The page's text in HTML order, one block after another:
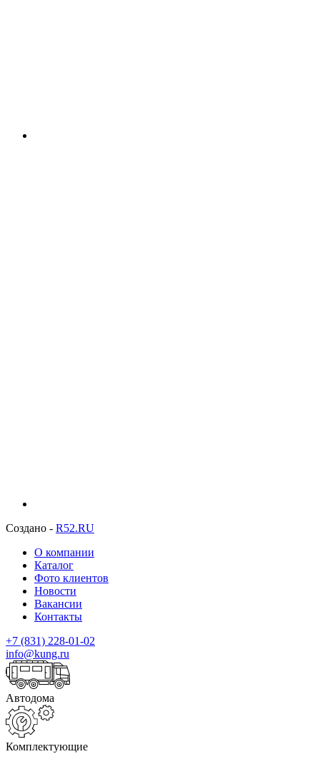
Создано - R52.RU
О компании
Каталог
Фото клиентов
Новости
Вакансии
Контакты
+7 (831) 228-01-02
info@kung.ru
Автодома
Комплектующие